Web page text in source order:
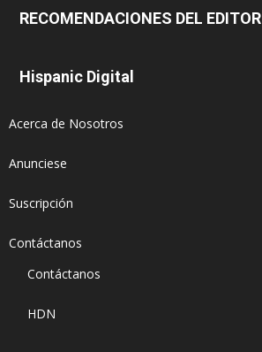
RECOMENDACIONES DEL EDITOR
Hispanic Digital
Acerca de Nosotros
Anunciese
Suscripción
Contáctanos
Contáctanos
HDN